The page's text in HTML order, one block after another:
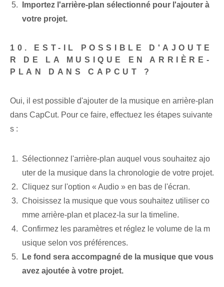
Importez l'arrière-plan sélectionné pour l'ajouter à
votre projet.
10. EST-IL POSSIBLE D'AJOUTE
R DE LA MUSIQUE EN ARRIÈRE-
PLAN DANS CAPCUT ?
Oui, il est possible d'ajouter de la musique en arrière-plan
dans CapCut. Pour ce faire, effectuez les étapes suivante
s :
Sélectionnez l'arrière-plan auquel vous souhaitez ajo
uter de la musique dans la chronologie de votre projet.
Cliquez sur l'option « Audio » en bas de l'écran.
Choisissez la musique que vous souhaitez utiliser co
mme arrière-plan et placez-la sur la timeline.
Confirmez les paramètres et réglez le volume de la m
usique selon vos préférences.
Le fond sera accompagné de la musique que vous
avez ajoutée à votre projet.